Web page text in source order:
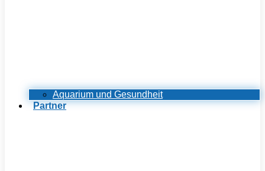
Aquarium und Gesundheit
Partner